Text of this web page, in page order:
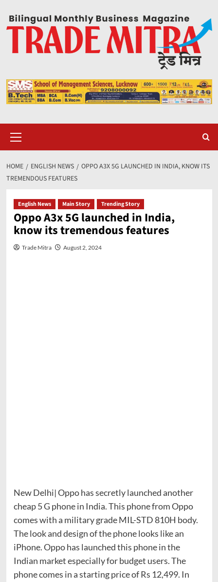
content
Menu
HOME ENGLISH NEWS
OPPO A3X 5G LAUNCHED IN INDIA, KNOW ITS
TREMENDOUS FEATURES
English News Main Story Trending Story
Oppo A3x 5G launched in India,
know its tremendous features
Trade Mitra August 2, 2024
New Delhi| Oppo has secretly launched another
cheap 5 G phone in India. This phone from Oppo
comes with a military grade MIL-STD 810H body.
The look and design of the phone looks like an
iPhone. Oppo has launched this phone in the
Indian market especially for budget users. The
phone comes in a starting price of Rs 12,499. In